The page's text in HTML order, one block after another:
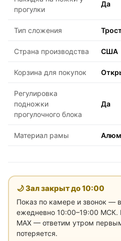
прогулки
Да
Тип сложения
Страна производства США
Корзина для покупок
Регулировка
подножки
прогулочного блока
Да
Материал рамы
🌙 Зал закрыт до10:00
Показ по камере и звонок —
ежедневно 10:00–19:00 МСК.
MAX — ответим утром
потеряется.